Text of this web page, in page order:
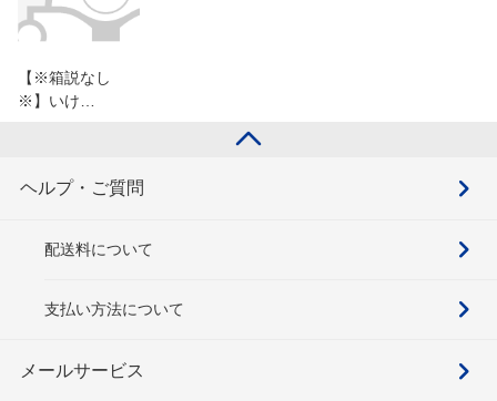
【※箱説なし
※】いけ…
ヘルプ・ご質問
配送料について
支払い方法について
メールサービス